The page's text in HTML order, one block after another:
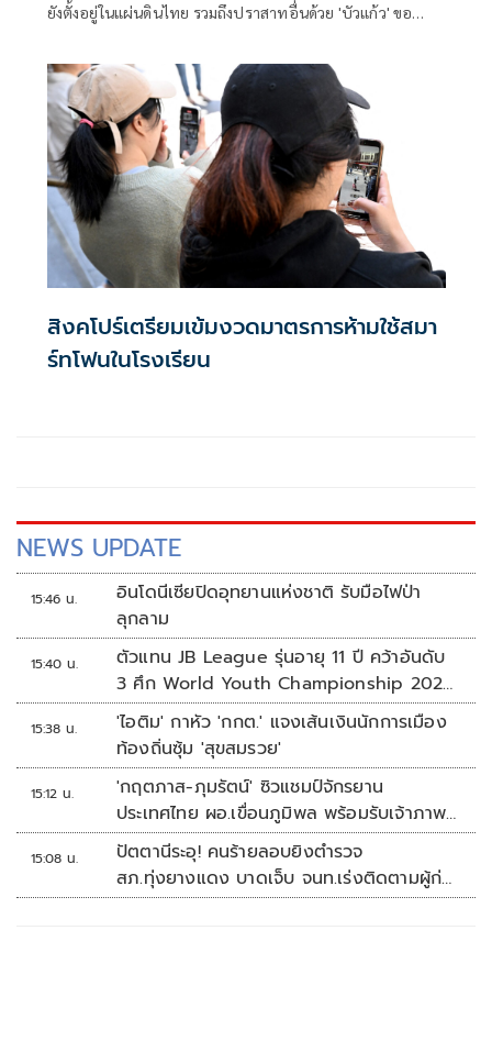
ยังตั้งอยู่ในแผ่นดินไทย รวมถึงปราสาทอื่นด้วย 'บัวแก้ว' ขอ
สิงคโปร์เตรียมเข้มงวดมาตรการห้ามใช้สมา
ร์ทโฟนในโรงเรียน
NEWS UPDATE
15:46 น.
อินโดนีเซียปิดอุทยานแห่งชาติ รับมือไฟป่า
ลุกลาม
15:40 น.
ตัวแทน JB League รุ่นอายุ 11 ปี คว้าอันดับ
3 ศึก World Youth Championship 2026
ที่สิงคโปร์
15:38 น.
'ไอติม' กาหัว 'กกต.' แจงเส้นเงินนักการเมือง
ท้องถิ่นซุ้ม 'สุขสมรวย'
15:12 น.
'กฤตภาส-ภุมรัตน์' ซิวแชมป์จักรยาน
ประเทศไทย ผอ.เขื่อนภูมิพล พร้อมรับเจ้าภาพ
ต่อ ปี 2570
15:08 น.
ปัตตานีระอุ! คนร้ายลอบยิงตำรวจ
สภ.ทุ่งยางแดง บาดเจ็บ จนท.เร่งติดตามผู้ก่อ
เหตุ